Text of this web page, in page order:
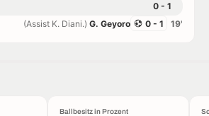
0 - 1
19'
0 - 1
(Assist K. Diani.) G. Geyoro
Ballbesitz in Prozent